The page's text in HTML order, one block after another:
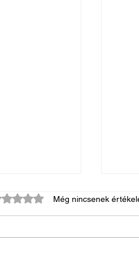
kapott az 5-ből.
Még nincsenek